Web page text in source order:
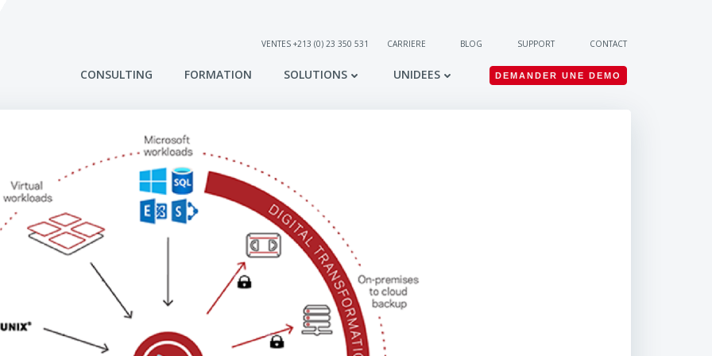
VENTES +213 (0) 23 350 531 CARRIERE BLOG SUPPORT CONTACT
CONSULTING FORMATION SOLUTIONS UNIDEES DEMANDER UNE DEMO